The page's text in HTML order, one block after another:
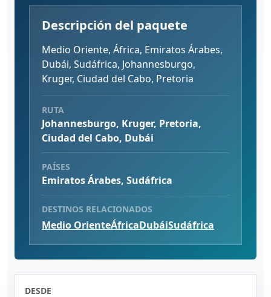
Descripción del paquete
Medio Oriente, África, Emiratos Árabes,
Dubái, Sudáfrica, Johannesburgo,
Kruger, Ciudad del Cabo, Pretoria
RUTA
Johannesburgo, Kruger, Pretoria,
Ciudad del Cabo, Dubái
PAÍSES
Emiratos Árabes, Sudáfrica
DESTINOS RELACIONADOS
Medio OrienteÁfricaDubáiSudáfrica
DESDE